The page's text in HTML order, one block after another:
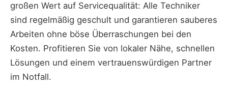
großen Wert auf Servicequalität: Alle Techniker
sind regelmäßig geschult und garantieren sauberes
Arbeiten ohne böse Überraschungen bei den
Kosten. Profitieren Sie von lokaler Nähe, schnellen
Lösungen und einem vertrauenswürdigen Partner
im Notfall.